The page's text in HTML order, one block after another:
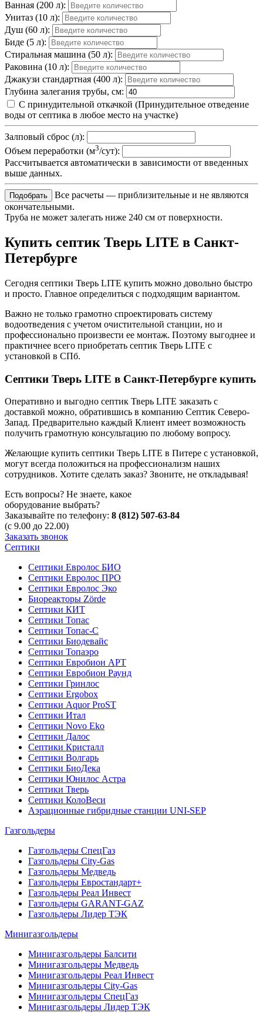
Ванная (200 л):
Унитаз (10 л):
Душ (60 л):
Биде (5 л):
Стиральная машина (50 л):
Раковина (10 л):
Джакузи стандартная (400 л):
Глубина залегания трубы, см:
С принудительной откачкой (Принудительное отведение
воды от септика в любое место на участке)
Залповый сброс (л):
Объем переработки (м3/сут):
Рассчитывается автоматически в зависимости от введенных
выше данных.
Все расчеты — приблизительные и не являются
окончательными.
Труба не может залегать ниже 240 см от поверхности.
Купить септик Тверь LITE в Санкт-
Петербурге
Сегодня септики Тверь LITE купить можно довольно быстро
и просто. Главное определиться с подходящим вариантом.
Важно не только грамотно спроектировать систему
водоотведения с учетом очистительной станции, но и
профессионально произвести ее монтаж. Поэтому выгоднее и
практичнее всего приобретать септик Тверь LITE с
установкой в СПб.
Септики Тверь LITE в Санкт-Петербурге купить
Оперативно и выгодно септик Тверь LITE заказать с
доставкой можно, обратившись в компанию Септик Северо-
Запад. Предварительно каждый Клиент имеет возможность
получить грамотную консультацию по любому вопросу.
Желающие купить септики Тверь LITE в Питере с установкой,
могут всегда положиться на профессионализм наших
сотрудников. Хотите сделать заказ? Звоните, не откладывая!
Есть вопросы? Не знаете, какое
оборудование выбрать?
Заказывайте по телефону: 8 (812) 507-63-84
(с 9.00 до 22.00)
Заказать звонок
Септики
Септики Евролос БИО
Септики Евролос ПРО
Септики Евролос Эко
Биореакторы Zörde
Септики КИТ
Септики Топас
Септики Топас-С
Септики Биодевайс
Септики Топаэро
Септики Евробион АРТ
Септики Евробион Раунд
Септики Гринлос
Септики Ergobox
Септики Aquor ProST
Септики Итал
Септики Novo Eko
Септики Далос
Септики Кристалл
Септики Волгарь
Септики БиоДека
Септики Юнилос Астра
Септики Тверь
Септики КолоВеси
Аэрационные гибридные станции UNI-SEP
Газгольдеры
Газгольдеры СпецГаз
Газгольдеры City-Gas
Газгольдеры Медведь
Газгольдеры Евростандарт+
Газгольдеры Реал Инвест
Газгольдеры GARANT-GAZ
Газгольдеры Лидер ТЭК
Минигазгольдеры
Минигазгольдеры Балсити
Минигазгольдеры Медведь
Минигазгольдеры Реал Инвест
Минигазгольдеры City-Gas
Минигазгольдеры СпецГаз
Минигазгольдеры Лидер ТЭК